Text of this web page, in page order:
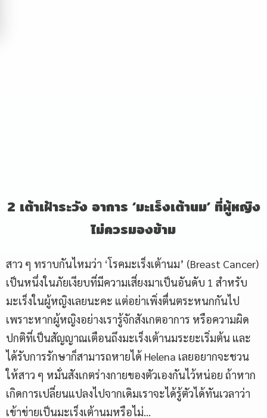
2 เต้าเฝ้าระวัง อาการ ‘มะเร็งเต้านม’ ที่ผู้หญิง
ไม่ควรมองข้าม
สาว ๆ ทราบกันไหมว่า ‘โรคมะเร็งเต้านม’ (Breast Cancer)
เป็นหนึ่งในภัยเงียบที่มีความเสี่ยงมาเป็นอันดับ 1 สำหรับ
มะเร็งในผู้หญิงเลยนะคะ แต่อย่าเพิ่งตื่นตระหนกกันไป
เพราะหากผู้หญิงอย่างเรารู้จักสังเกตอาการ หรือความผิด
ปกติที่เป็นสัญญาณเตือนถึงมะเร็งเต้านมระยะเริ่มต้น และ
ได้รับการรักษาก็สามารถหายได้ Helena เลยอยากจะชวน
ให้สาว ๆ หมั่นสังเกตร่างกายของตัวเองกันไว้หน่อย ถ้าหาก
เกิดการเปลี่ยนแปลงไปจากเดิมเราจะได้รู้ตัวได้ทันเวลาว่า
เข้าข่ายเป็นมะเร็งเต้านมหรือไม่…